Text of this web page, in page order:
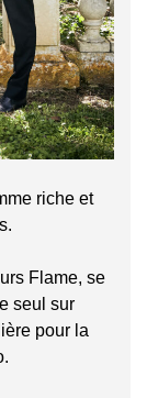
riche et
Flame, se
seul sur
pour la